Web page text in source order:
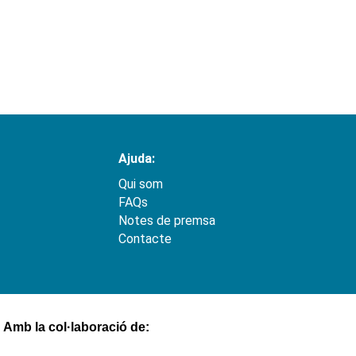
Ajuda:
Qui som
FAQs
Notes de premsa
Contacte
Amb la col·laboració de: